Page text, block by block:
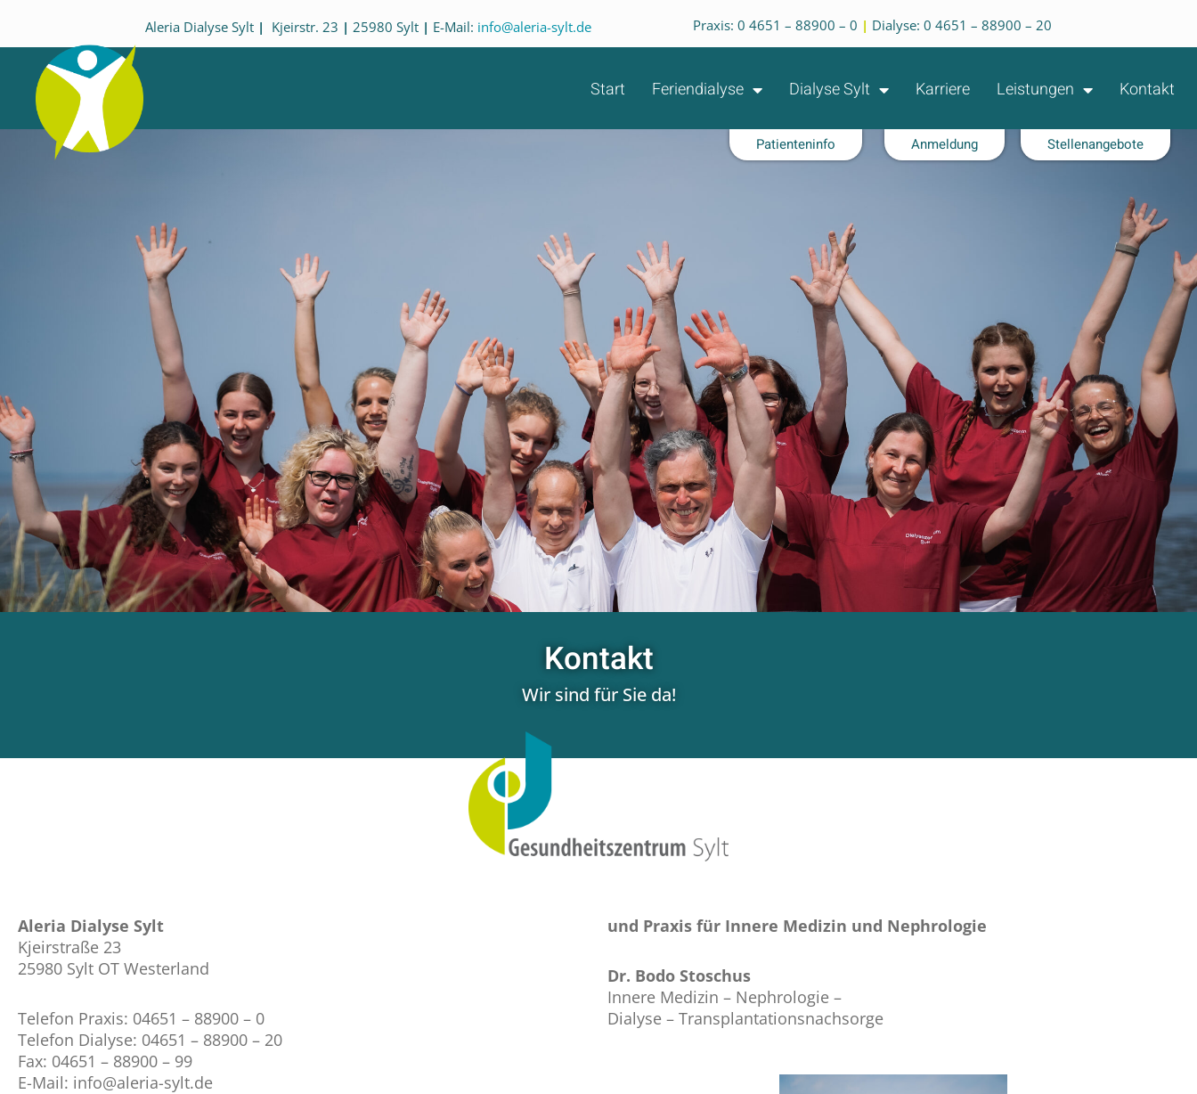
springen
Aleria Dialyse Sylt | Kjeirstr. 23 | 25980 Sylt | E-Mail: info@aleria-sylt.de Praxis: 0 4651 – 88900 – 0 | Dialyse: 0 4651 – 88900 – 20
Start Feriendialyse Dialyse Sylt Karriere Leistungen Kontakt
Stellenangebote
Anmeldung
Patienteninfo
Kontakt
Wir sind für Sie da!
Aleria Dialyse Sylt
Kjeirstraße 23
25980 Sylt OT Westerland
Telefon Praxis: 04651 – 88900 – 0
Telefon Dialyse: 04651 – 88900 – 20
Fax: 04651 – 88900 – 99
E-Mail: info@aleria-sylt.de
und Praxis für Innere Medizin und Nephrologie
Dr. Bodo Stoschus
Innere Medizin – Nephrologie –
Dialyse – Transplantationsnachsorge